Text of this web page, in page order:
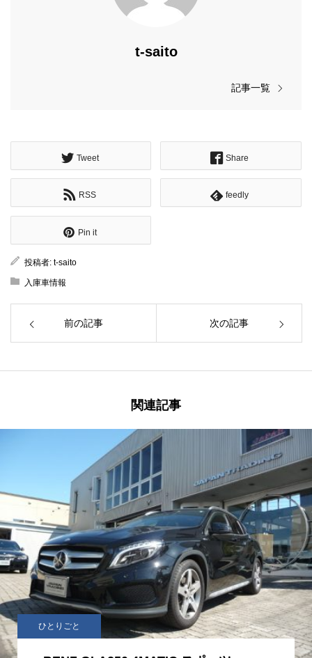
t-saito
記事一覧
Tweet Share
RSS feedly
Pin it
投稿者: t-saito
入庫車情報
前の記事 次の記事
関連記事
ひとりごと